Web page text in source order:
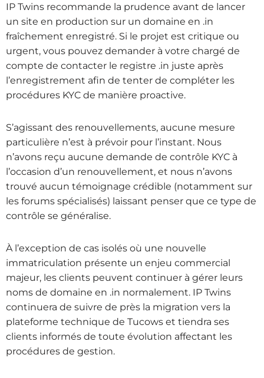
IP Twins recommande la prudence avant de lancer
un site en production sur un domaine en .in
fraîchement enregistré. Si le projet est critique ou
urgent, vous pouvez demander à votre chargé de
compte de contacter le registre .in juste après
l’enregistrement afin de tenter de compléter les
procédures KYC de manière proactive.
S’agissant des renouvellements, aucune mesure
particulière n’est à prévoir pour l’instant. Nous
n’avons reçu aucune demande de contrôle KYC à
l’occasion d’un renouvellement, et nous n’avons
trouvé aucun témoignage crédible (notamment sur
les forums spécialisés) laissant penser que ce type de
contrôle se généralise.
À l’exception de cas isolés où une nouvelle
immatriculation présente un enjeu commercial
majeur, les clients peuvent continuer à gérer leurs
noms de domaine en .in normalement. IP Twins
continuera de suivre de près la migration vers la
plateforme technique de Tucows et tiendra ses
clients informés de toute évolution affectant les
procédures de gestion.